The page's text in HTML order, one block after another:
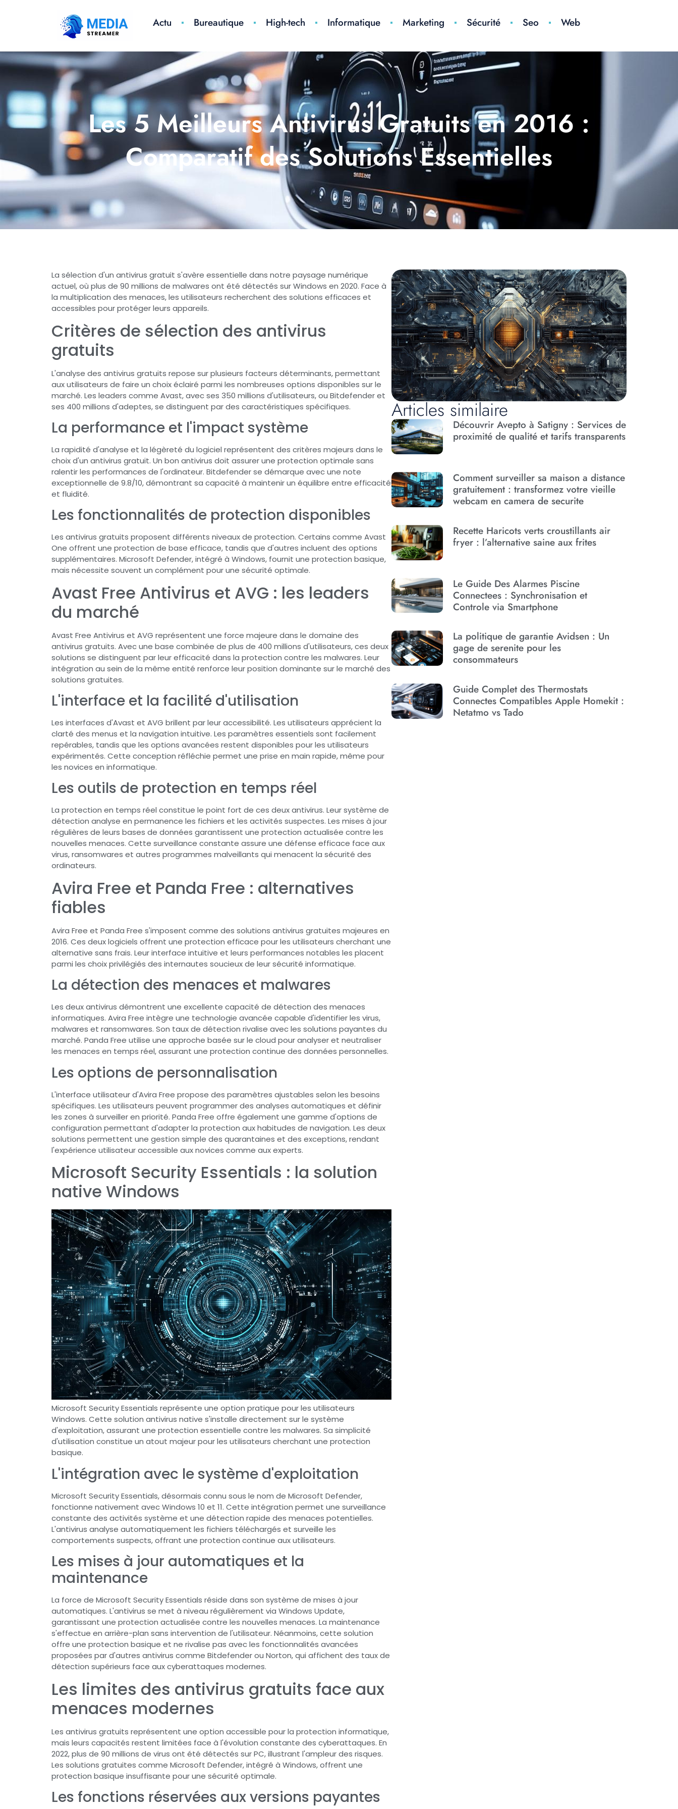
Actu Bureautique High-tech Informatique Marketing Sécurité Seo Web
Les 5 Meilleurs Antivirus Gratuits en 2016 :
Comparatif des Solutions Essentielles
La sélection d'un antivirus gratuit s'avère essentielle dans notre paysage numérique
actuel, où plus de 90 millions de malwares ont été détectés sur Windows en 2020. Face à
la multiplication des menaces, les utilisateurs recherchent des solutions efficaces et
accessibles pour protéger leurs appareils.
Critères de sélection des antivirus
gratuits
L'analyse des antivirus gratuits repose sur plusieurs facteurs déterminants, permettant
aux utilisateurs de faire un choix éclairé parmi les nombreuses options disponibles sur le
marché. Les leaders comme Avast, avec ses 350 millions d'utilisateurs, ou Bitdefender et
ses 400 millions d'adeptes, se distinguent par des caractéristiques spécifiques.
La performance et l'impact système
La rapidité d'analyse et la légèreté du logiciel représentent des critères majeurs dans le
choix d'un antivirus gratuit. Un bon antivirus doit assurer une protection optimale sans
ralentir les performances de l'ordinateur. Bitdefender se démarque avec une note
exceptionnelle de 9.8/10, démontrant sa capacité à maintenir un équilibre entre efficacité
et fluidité.
Les fonctionnalités de protection disponibles
Les antivirus gratuits proposent différents niveaux de protection. Certains comme Avast
One offrent une protection de base efficace, tandis que d'autres incluent des options
supplémentaires. Microsoft Defender, intégré à Windows, fournit une protection basique,
mais nécessite souvent un complément pour une sécurité optimale.
Avast Free Antivirus et AVG : les leaders
du marché
Avast Free Antivirus et AVG représentent une force majeure dans le domaine des
antivirus gratuits. Avec une base combinée de plus de 400 millions d'utilisateurs, ces deux
solutions se distinguent par leur efficacité dans la protection contre les malwares. Leur
intégration au sein de la même entité renforce leur position dominante sur le marché des
solutions gratuites.
L'interface et la facilité d'utilisation
Les interfaces d'Avast et AVG brillent par leur accessibilité. Les utilisateurs apprécient la
clarté des menus et la navigation intuitive. Les paramètres essentiels sont facilement
repérables, tandis que les options avancées restent disponibles pour les utilisateurs
expérimentés. Cette conception réfléchie permet une prise en main rapide, même pour
les novices en informatique.
Les outils de protection en temps réel
La protection en temps réel constitue le point fort de ces deux antivirus. Leur système de
détection analyse en permanence les fichiers et les activités suspectes. Les mises à jour
régulières de leurs bases de données garantissent une protection actualisée contre les
nouvelles menaces. Cette surveillance constante assure une défense efficace face aux
virus, ransomwares et autres programmes malveillants qui menacent la sécurité des
ordinateurs.
Avira Free et Panda Free : alternatives
fiables
Avira Free et Panda Free s'imposent comme des solutions antivirus gratuites majeures en
2016. Ces deux logiciels offrent une protection efficace pour les utilisateurs cherchant une
alternative sans frais. Leur interface intuitive et leurs performances notables les placent
parmi les choix privilégiés des internautes soucieux de leur sécurité informatique.
La détection des menaces et malwares
Les deux antivirus démontrent une excellente capacité de détection des menaces
informatiques. Avira Free intègre une technologie avancée capable d'identifier les virus,
malwares et ransomwares. Son taux de détection rivalise avec les solutions payantes du
marché. Panda Free utilise une approche basée sur le cloud pour analyser et neutraliser
les menaces en temps réel, assurant une protection continue des données personnelles.
Les options de personnalisation
L'interface utilisateur d'Avira Free propose des paramètres ajustables selon les besoins
spécifiques. Les utilisateurs peuvent programmer des analyses automatiques et définir
les zones à surveiller en priorité. Panda Free offre également une gamme d'options de
configuration permettant d'adapter la protection aux habitudes de navigation. Les deux
solutions permettent une gestion simple des quarantaines et des exceptions, rendant
l'expérience utilisateur accessible aux novices comme aux experts.
Microsoft Security Essentials : la solution
native Windows
Microsoft Security Essentials représente une option pratique pour les utilisateurs
Windows. Cette solution antivirus native s'installe directement sur le système
d'exploitation, assurant une protection essentielle contre les malwares. Sa simplicité
d'utilisation constitue un atout majeur pour les utilisateurs cherchant une protection
basique.
L'intégration avec le système d'exploitation
Microsoft Security Essentials, désormais connu sous le nom de Microsoft Defender,
fonctionne nativement avec Windows 10 et 11. Cette intégration permet une surveillance
constante des activités système et une détection rapide des menaces potentielles.
L'antivirus analyse automatiquement les fichiers téléchargés et surveille les
comportements suspects, offrant une protection continue aux utilisateurs.
Les mises à jour automatiques et la
maintenance
La force de Microsoft Security Essentials réside dans son système de mises à jour
automatiques. L'antivirus se met à niveau régulièrement via Windows Update,
garantissant une protection actualisée contre les nouvelles menaces. La maintenance
s'effectue en arrière-plan sans intervention de l'utilisateur. Néanmoins, cette solution
offre une protection basique et ne rivalise pas avec les fonctionnalités avancées
proposées par d'autres antivirus comme Bitdefender ou Norton, qui affichent des taux de
détection supérieurs face aux cyberattaques modernes.
Les limites des antivirus gratuits face aux
menaces modernes
Les antivirus gratuits représentent une option accessible pour la protection informatique,
mais leurs capacités restent limitées face à l'évolution constante des cyberattaques. En
2022, plus de 90 millions de virus ont été détectés sur PC, illustrant l'ampleur des risques.
Les solutions gratuites comme Microsoft Defender, intégré à Windows, offrent une
protection basique insuffisante pour une sécurité optimale.
Les fonctions réservées aux versions payantes
Articles similaire
Découvrir Avepto à Satigny : Services de
proximité de qualité et tarifs transparents
Comment surveiller sa maison a distance
gratuitement : transformez votre vieille
webcam en camera de securite
Recette Haricots verts croustillants air
fryer : l’alternative saine aux frites
Le Guide Des Alarmes Piscine
Connectees : Synchronisation et
Controle via Smartphone
La politique de garantie Avidsen : Un
gage de serenite pour les
consommateurs
Guide Complet des Thermostats
Connectes Compatibles Apple Homekit :
Netatmo vs Tado